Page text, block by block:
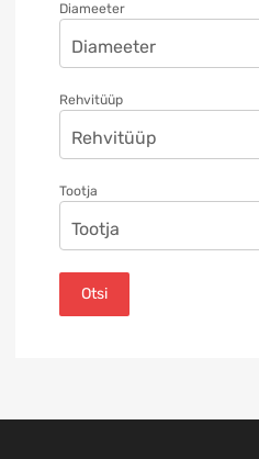
Diameeter
Rehvitüüp
Tootja
Otsi